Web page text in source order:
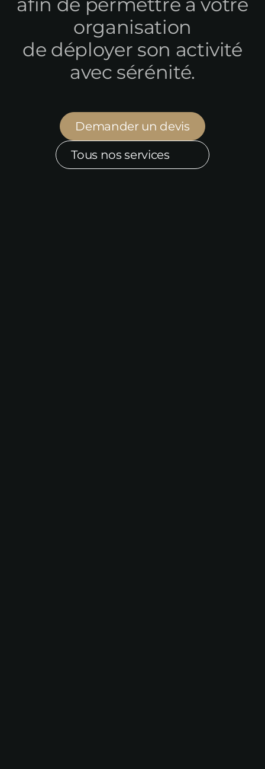
organisation
de déployer son activité
avec sérénité.
Demander un devis
Tous nos services